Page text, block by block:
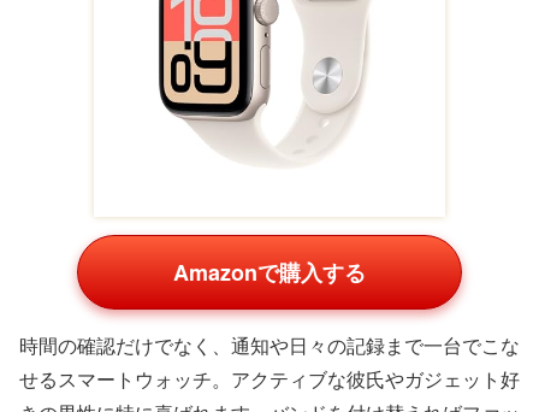
Amazonで購入する
通勤や在宅ワーク、音楽鑑賞まで活躍するワイヤレスヘッ
ドホン。高い静音性能と音質で評価が高く、自分ではワン
ると喜ばれます。日常的に使ってもらえる実用ギフトで
ダイソン ヘアドライヤー